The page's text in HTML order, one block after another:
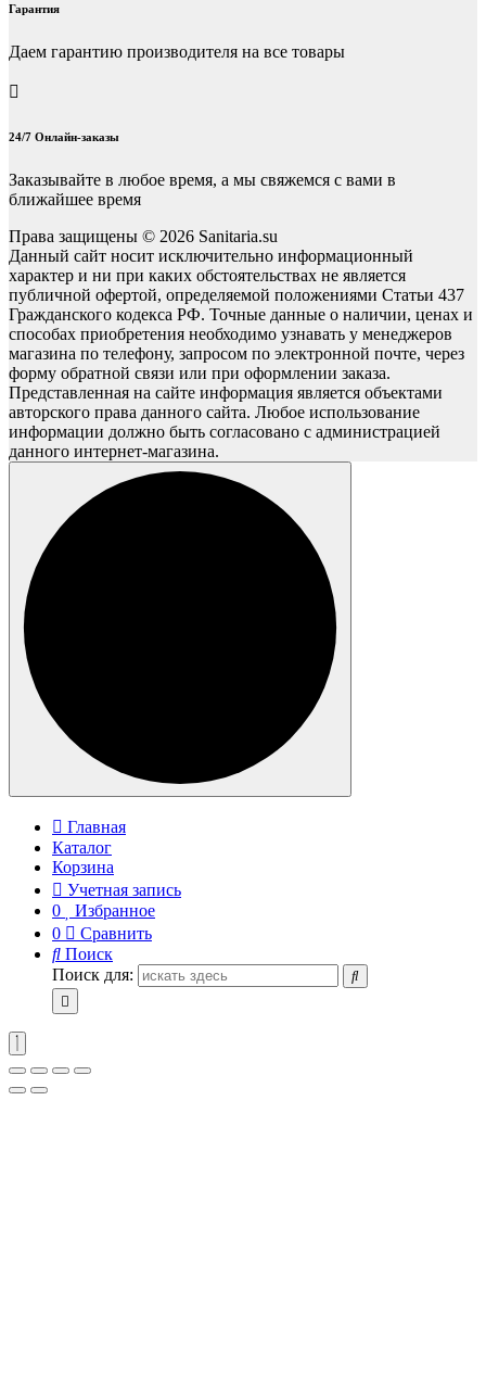
Гарантия
Даем гарантию производителя на все товары
24/7 Онлайн-заказы
Заказывайте в любое время, а мы свяжемся с вами в
ближайшее время
Права защищены © 2026 Sanitaria.su
Данный сайт носит исключительно информационный
характер и ни при каких обстоятельствах не является
публичной офертой, определяемой положениями Статьи 437
Гражданского кодекса РФ. Точные данные о наличии, ценах и
способах приобретения необходимо узнавать у менеджеров
магазина по телефону, запросом по электронной почте, через
форму обратной связи или при оформлении заказа.
Представленная на сайте информация является объектами
авторского права данного сайта. Любое использование
информации должно быть согласовано с администрацией
данного интернет-магазина.
Главная
Каталог
Корзина
Учетная запись
0
Избранное
0
Сравнить
Поиск
Поиск для: